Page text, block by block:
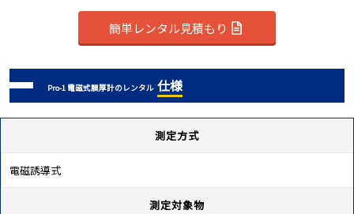
簡単レンタル見積もり
Pro-1 電磁式膜厚計のレンタル 仕様
測定方式
電磁誘導式
測定対象物